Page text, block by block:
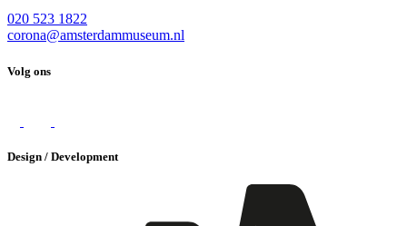
020 523 1822
corona@amsterdammuseum.nl
Volg ons
Design / Development